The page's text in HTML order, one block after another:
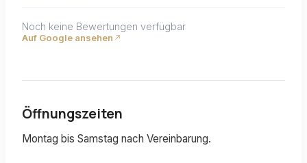
Noch keine Bewertungen verfügbar
Auf Google ansehen
Öffnungszeiten
Montag bis Samstag nach Vereinbarung.